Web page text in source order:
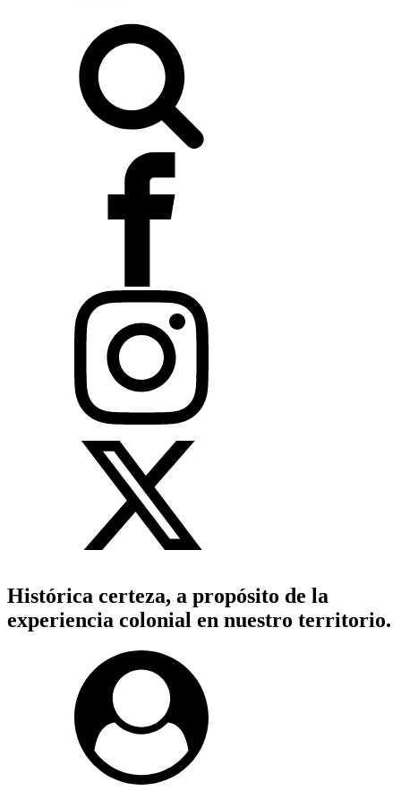
Histórica certeza, a propósito de la
experiencia colonial en nuestro territorio.